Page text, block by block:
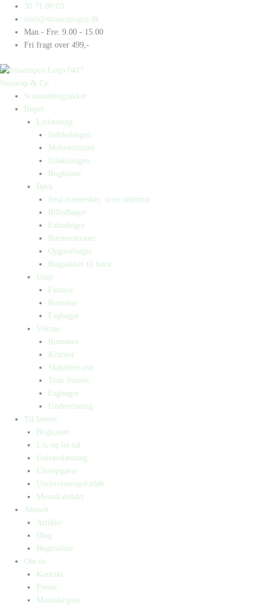
indholdet
30 71 00 03
mail@straarupogco.dk
Man - Fre: 9.00 - 15.00
Fri fragt over 499,-
Straarup & Co
Sommerbogpakker
Bøger
Letlæsning
Indskolingen
Mellemtrinnet
Udskolingen
Bogkasser
Børn
Små mennesker, store drømme
Billedbøger
Faktabøger
Børneromaner
Opgavebøger
Bogpakker til børn
Unge
Fantasy
Romaner
Fagbøger
Voksne
Romance
Krimier
Skønlitteratur
True Stories
Fagbøger
Undervisning
Til lærere
Bogkasser
Lix og let-tal
Universlæsning
Elevopgaver
Undervisningsforløb
Messekalender
Aktuelt
Artikler
Blog
Bogtrailere
Om os
Kontakt
Presse
Manuskripter
Products
search
Products
search